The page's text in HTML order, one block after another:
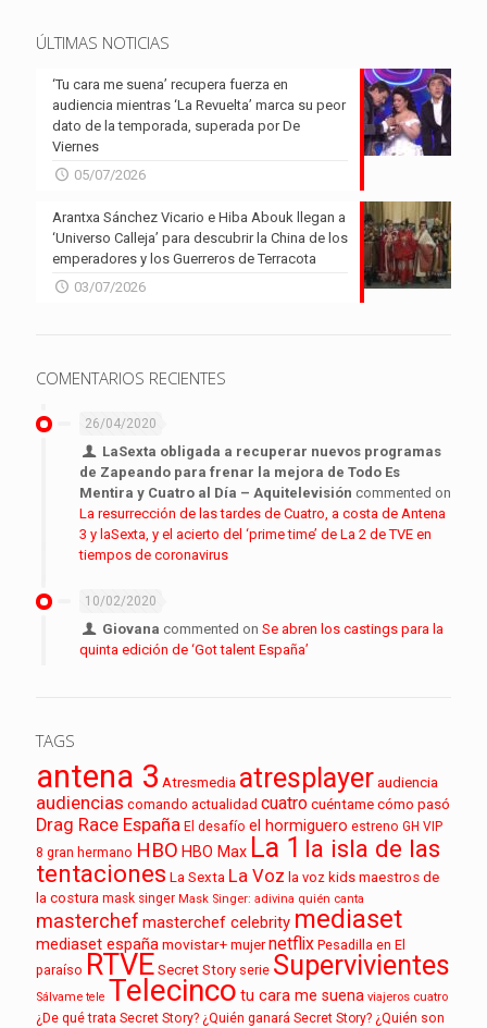
ÚLTIMAS NOTICIAS
‘Tu cara me suena’ recupera fuerza en
audiencia mientras ‘La Revuelta’ marca su peor
dato de la temporada, superada por De
Viernes
05/07/2026
Arantxa Sánchez Vicario e Hiba Abouk llegan a
‘Universo Calleja’ para descubrir la China de los
emperadores y los Guerreros de Terracota
03/07/2026
COMENTARIOS RECIENTES
26/04/2020
LaSexta obligada a recuperar nuevos programas
de Zapeando para frenar la mejora de Todo Es
Mentira y Cuatro al Día – Aquitelevisión commented on
La resurrección de las tardes de Cuatro, a costa de Antena
3 y laSexta, y el acierto del ‘prime time’ de La 2 de TVE en
tiempos de coronavirus
10/02/2020
Giovana commented onSe abren los castings para la
quinta edición de ‘Got talent España’
TAGS
antena 3 Atresmedia atresplayeraudiencia
audiencias comando actualidad cuatrocuéntame cómo pasó
Drag Race España El desafío el hormiguero estreno GH VIP
8 gran hermano HBO HBO Max La 1 la isla de las
tentaciones La Sexta La Voz la voz kids maestros de
la costura mask singer Mask Singer: adivina quién canta
masterchef masterchef celebrity mediaset
mediaset españamovistar+ mujer netflix Pesadilla en El
paraíso RTVE Secret Story serie Supervivientes
Sálvame tele Telecinco tu cara me suena viajeros cuatro
¿De qué trata Secret Story? ¿Quién ganará Secret Story? ¿Quién son